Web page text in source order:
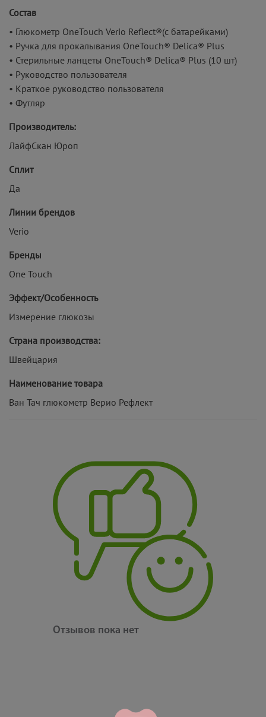
Состав
• Глюкометр OneTouch Verio Reflect®(с батарейками)
• Ручка для прокалывания OneTouch® Delica® Plus
• Стерильные ланцеты OneTouch® Delica® Plus (10 шт)
• Руководство пользователя
• Краткое руководство пользователя
• Футляр
Производитель:
ЛайфСкан Юроп
Сплит
Да
Линии брендов
Verio
Бренды
One Touch
Эффект/Особенность
Измерение глюкозы
Страна производства:
Швейцария
Наименование товара
Ван Тач глюкометр Верио Рефлект
Отзывов пока нет